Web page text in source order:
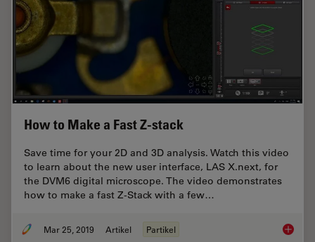
How to Make a Fast Z-stack
Save time for your 2D and 3D analysis. Watch this video
to learn about the new user interface, LAS X.next, for
the DVM6 digital microscope. The video demonstrates
how to make a fast Z-Stack with a few…
Mar 25, 2019 Artikel Partikel How to